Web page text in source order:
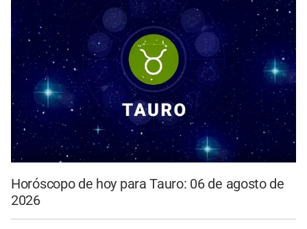
Horóscopo de hoy para Tauro: 06 de agosto de
2026